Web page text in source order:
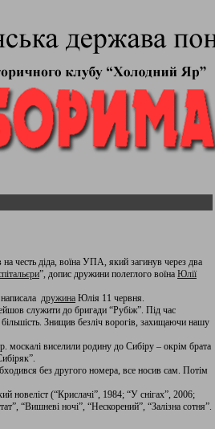
честь діда, воїна УПА, який загинув через два
”, допис дружини полеглого воїна Юлії
дружина Юлія 11 червня.
служити до бригади “Рубіж”. Під час
Знищив безліч ворогів, захищаючи нашу
виселили родину до Сибіру – окрім брата
без другого номера, все носив сам. Потім
новеліст (“Крислачі”, 1984; “У снігах”, 2006;
“Вишневі ночі”, “Нескорений”, “Залізна сотня”.